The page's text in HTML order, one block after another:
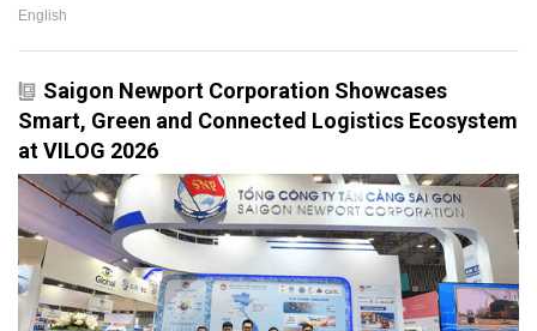
English
Saigon Newport Corporation Showcases
Smart, Green and Connected Logistics Ecosystem
at VILOG 2026